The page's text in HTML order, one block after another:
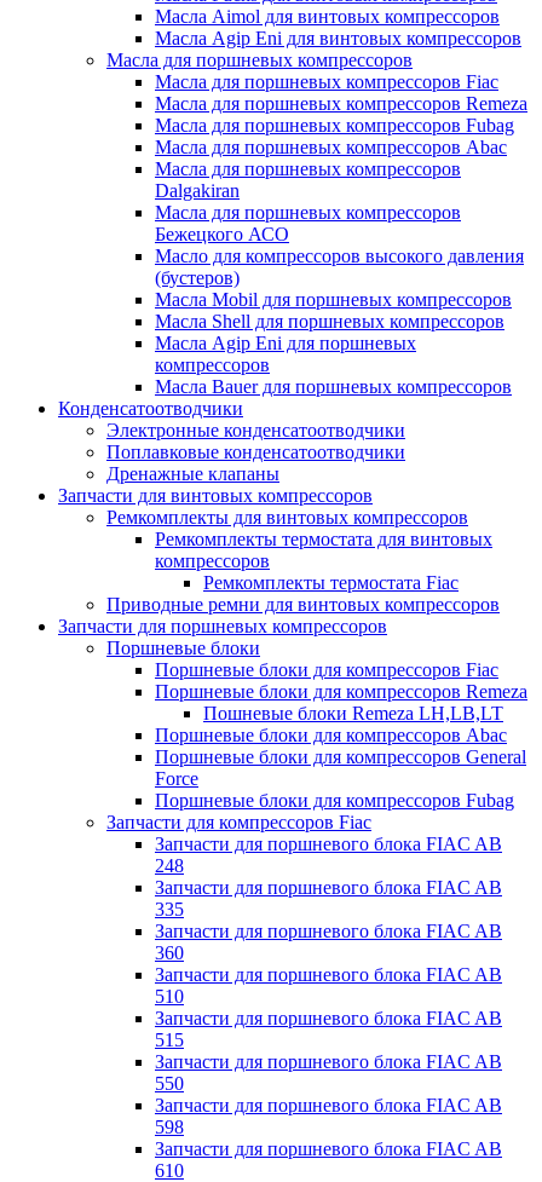
Масла Aimol для винтовых компрессоров
Масла Agip Eni для винтовых компрессоров
Масла для поршневых компрессоров
Масла для поршневых компрессоров Fiac
Масла для поршневых компрессоров Remeza
Масла для поршневых компрессоров Fubag
Масла для поршневых компрессоров Abac
Масла для поршневых компрессоров
Dalgakiran
Масла для поршневых компрессоров
Бежецкого АСО
Масло для компрессоров высокого давления
(бустеров)
Масла Mobil для поршневых компрессоров
Масла Shell для поршневых компрессоров
Масла Agip Eni для поршневых
компрессоров
Масла Bauer для поршневых компрессоров
Конденсатоотводчики
Электронные конденсатоотводчики
Поплавковые конденсатоотводчики
Дренажные клапаны
Запчасти для винтовых компрессоров
Ремкомплекты для винтовых компрессоров
Ремкомплекты термостата для винтовых
компрессоров
Ремкомплекты термостата Fiac
Приводные ремни для винтовых компрессоров
Запчасти для поршневых компрессоров
Поршневые блоки
Поршневые блоки для компрессоров Fiac
Поршневые блоки для компрессоров Remeza
Пошневые блоки Remeza LH,LB,LT
Поршневые блоки для компрессоров Abac
Поршневые блоки для компрессоров General
Force
Поршневые блоки для компрессоров Fubag
Запчасти для компрессоров Fiac
Запчасти для поршневого блока FIAC AB
248
Запчасти для поршневого блока FIAC AB
335
Запчасти для поршневого блока FIAC AB
360
Запчасти для поршневого блока FIAC AB
510
Запчасти для поршневого блока FIAC AB
515
Запчасти для поршневого блока FIAC AB
550
Запчасти для поршневого блока FIAC AB
598
Запчасти для поршневого блока FIAC AB
610